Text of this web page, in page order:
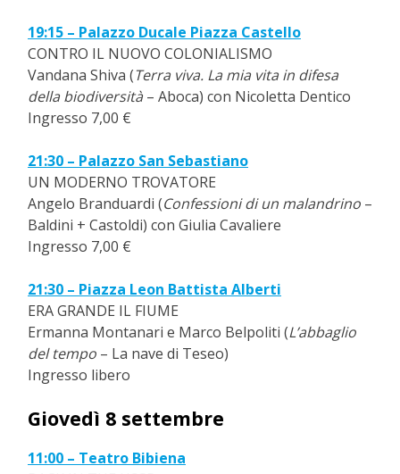
19:15 – Palazzo Ducale Piazza Castello
CONTRO IL NUOVO COLONIALISMO
Vandana Shiva (Terra viva. La mia vita in difesa
della biodiversità – Aboca) con Nicoletta Dentico
Ingresso 7,00 €
21:30 – Palazzo San Sebastiano
UN MODERNO TROVATORE
Angelo Branduardi (Confessioni di un malandrino –
Baldini + Castoldi) con Giulia Cavaliere
Ingresso 7,00 €
21:30 – Piazza Leon Battista Alberti
ERA GRANDE IL FIUME
Ermanna Montanari e Marco Belpoliti (L’abbaglio
del tempo – La nave di Teseo)
Ingresso libero
Giovedì 8 settembre
11:00 – Teatro Bibiena